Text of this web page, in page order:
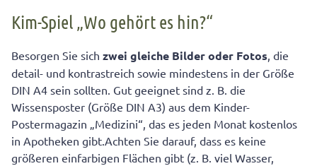
Kim-Spiel „Wo gehört es hin?“
Besorgen Sie sich zwei gleiche Bilder oder Fotos, die
detail- und kontrastreich sowie mindestens in der Größe
DIN A4 sein sollten. Gut geeignet sind z. B. die
Wissensposter (Größe DIN A3) aus dem Kinder-
Postermagazin „Medizini“, das es jeden Monat kostenlos
in Apotheken gibt.Achten Sie darauf, dass es keine
größeren einfarbigen Flächen gibt (z. B. viel Wasser,